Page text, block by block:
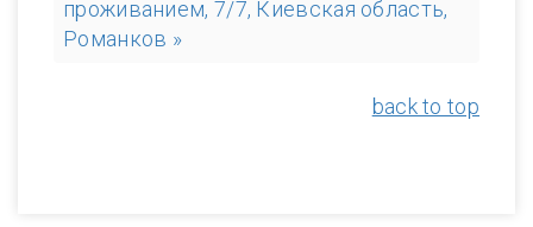
проживанием, 7/7, Киевская область,
Романков »
back to top